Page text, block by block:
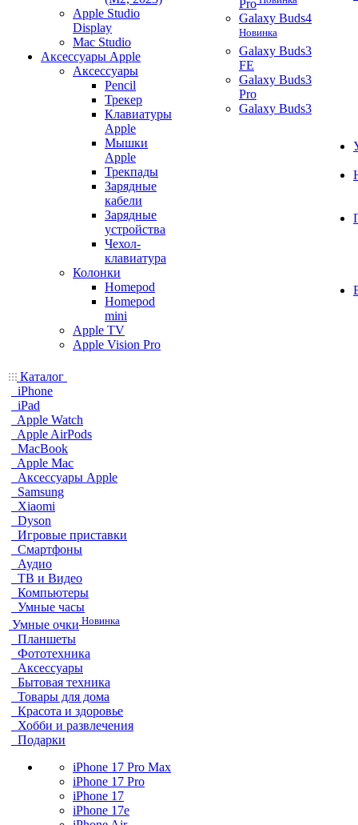
Apple Studio
Display
Mac Studio
Аксессуары Apple
Аксессуары
Pencil
Трекер
Клавиатуры
Apple
Мышки
Apple
Трекпады
Зарядные
кабели
Зарядные
устройства
Чехол-
клавиатура
Колонки
Homepod
Homepod
mini
Apple TV
Apple Vision Pro
Pro
Galaxy Buds4
Новинка
Galaxy Buds3
FE
Galaxy Buds3
Pro
Galaxy Buds3
Каталог
iPhone
iPad
Apple Watch
Apple AirPods
MacBook
Apple Mac
Аксессуары Apple
Samsung
Xiaomi
Dyson
Игровые приставки
Смартфоны
Аудио
ТВ и Видео
Компьютеры
Умные часы
Умные очки Новинка
Планшеты
Фототехника
Аксессуары
Бытовая техника
Товары для дома
Красота и здоровье
Хобби и развлечения
Подарки
iPhone 17 Pro Max
iPhone 17 Pro
iPhone 17
iPhone 17e